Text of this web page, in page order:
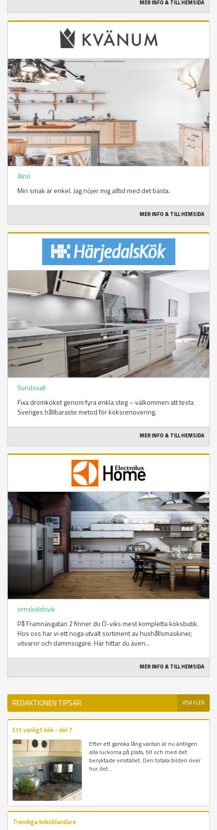
MER INFO & TILL HEMSIDA
Alnö
Min smak är enkel. Jag nöjer mig alltid med det bästa.
MER INFO & TILL HEMSIDA
Sundsvall
Fixa drömköket genom fyra enkla steg – välkommen att testa
Sveriges hållbaraste metod för köksrenovering.
MER INFO & TILL HEMSIDA
örnsköldsvik
På Framnäsgatan 2 finner du Ö-viks mest kompletta köksbutik.
Hos oss har vi ett noga utvalt sortiment av hushållsmaskiner,
vitvaror och dammsugare. Här hittar du även...
MER INFO & TILL HEMSIDA
REDAKTIONEN TIPSAR VISA FLER
Ett vanligt kök - del 7
Efter ett ganska lång väntan är nu äntligen
alla luckorna på plats, till och med det
beryktade vinstället. Den totala bilden över
hur det...
Trendiga köksblandare